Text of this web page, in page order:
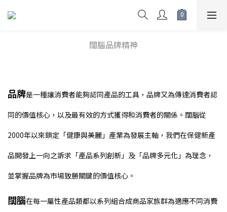
闊腦品牌精神
品牌是一種讓消費者能夠認同產品的工具，品牌又為傳達消費者認
同的價值核心，以及最有效的方式獲得和消費者的關係。闊腦從
2000年以來鎖定「健康與美麗」產業為發展主軸，我們在保健新產
品開發上一向之訴求「產品系列創新」及「品牌多元化」為理念，
並掌握品牌為市場致勝關鍵的價值核心。
闊腦在每一屬性產品類都以系列組合成商品家族群為適應不同消費